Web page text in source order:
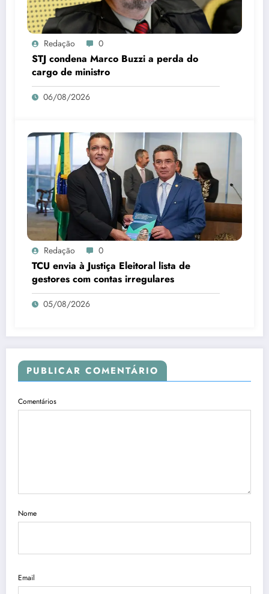
Redação 0
STJ condena Marco Buzzi a perda do
cargo de ministro
06/08/2026
Redação 0
TCU envia à Justiça Eleitoral lista de
gestores com contas irregulares
05/08/2026
PUBLICAR COMENTÁRIO
Comentários
Nome
Email